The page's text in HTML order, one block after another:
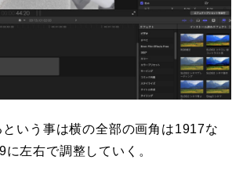
いう事は横の全部の画角は1917な
左右で調整していく。